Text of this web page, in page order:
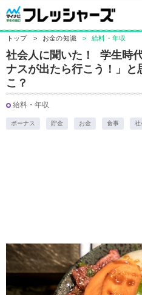
トップ > お金の知識 > 給料・年収
社会人に聞いた！ 学生時
ナスが出たら行こう！」と
こ？
給料・年収
ボーナス 貯金 お金 食事 社